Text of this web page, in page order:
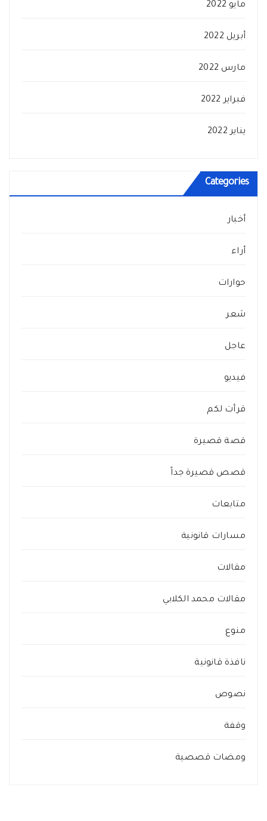
مايو 2022
أبريل 2022
مارس 2022
فبراير 2022
يناير 2022
Categories
أخبار
أراء
حوارات
شعر
عاجل
فيديو
قرأت لكم
قصة قصيرة
قصص قصيرة جداً
متابعات
مسارات قانونية
مقالات
مقالات محمد الكلابي
منوع
نافذة قانونية
نصوص
وقفة
ومضات قصصية